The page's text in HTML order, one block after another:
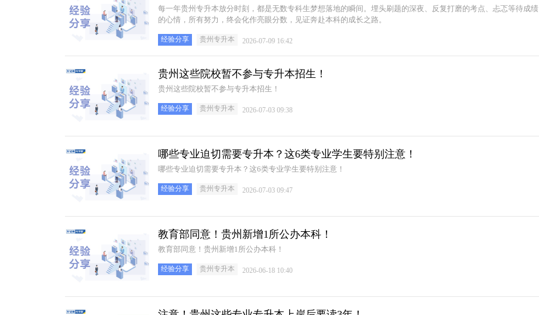
每一年贵州专升本放分时刻，都是无数专科生梦想落地的瞬间。埋头刷题的深夜、反复打磨的考点、忐忑等待成绩
的心情，所有努力，终会化作亮眼分数，见证奔赴本科的成长之路。
经验分享 贵州专升本 2026-07-09 16:42
贵州这些院校暂不参与专升本招生！
贵州这些院校暂不参与专升本招生！
经验分享 贵州专升本 2026-07-03 09:38
哪些专业迫切需要专升本？这6类专业学生要特别注意！
哪些专业迫切需要专升本？这6类专业学生要特别注意！
经验分享 贵州专升本 2026-07-03 09:47
教育部同意！贵州新增1所公办本科！
教育部同意！贵州新增1所公办本科！
经验分享 贵州专升本 2026-06-18 10:40